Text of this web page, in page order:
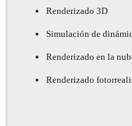
Renderizado 3D
Simulación de
Renderizado en la
Renderizado